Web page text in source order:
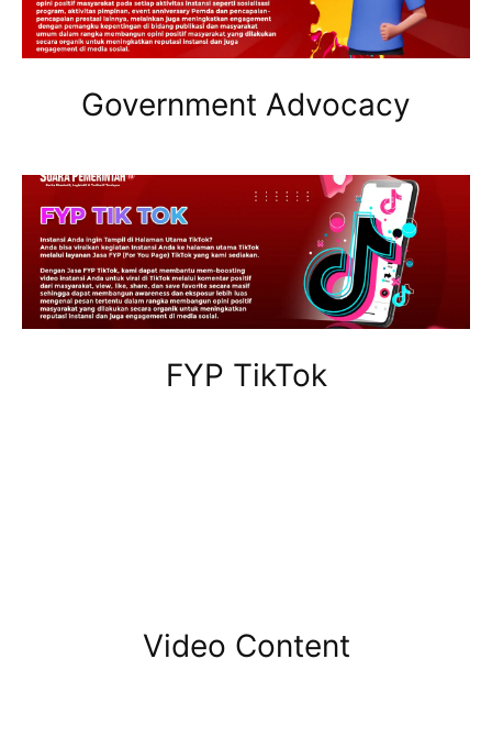
Government Advocacy
FYP TikTok
Video Content